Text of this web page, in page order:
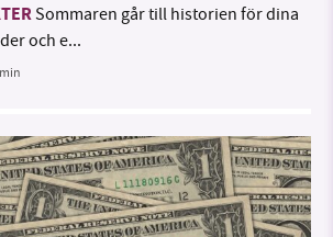
Sommaren går till historien för dina
och e...